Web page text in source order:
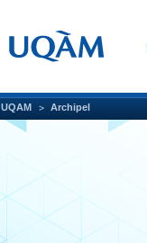
UQAM Archipel